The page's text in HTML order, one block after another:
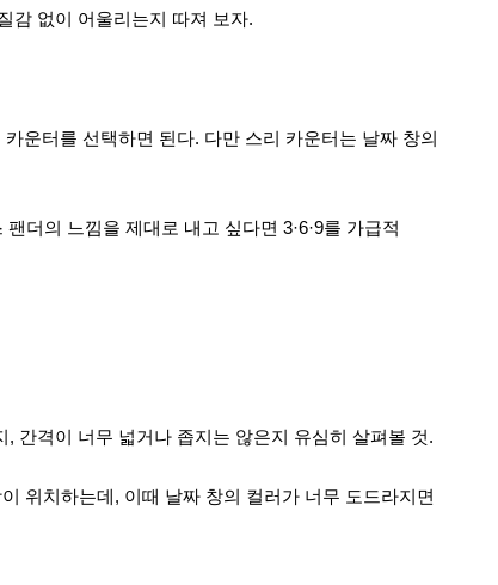
감 없이 어울리는지 따져 보자.
운터를 선택하면 된다. 다만 스리 카운터는 날짜 창의
더의 느낌을 제대로 내고 싶다면 3·6·9를 가급적
간격이 너무 넓거나 좁지는 않은지 유심히 살펴볼 것.
위치하는데, 이때 날짜 창의 컬러가 너무 도드라지면